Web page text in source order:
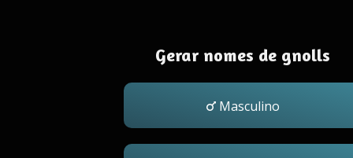
Gerar nomes de gnolls
Masculino